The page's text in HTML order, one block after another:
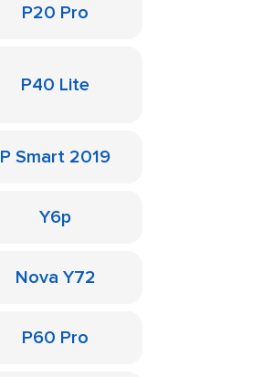
P20 Pro
P40 Lite
P Smart 2019
Y6p
Nova Y72
P60 Pro